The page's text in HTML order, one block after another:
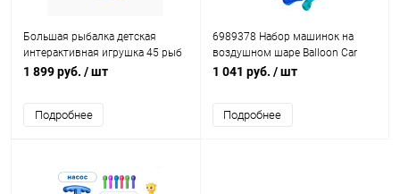
Большая рыбалка детская
интерактивная игрушка 45 рыб
со звуком
1 899 руб. / шт
Подробнее
6989378 Набор машинок на
воздушном шаре Balloon Car
1 041 руб. / шт
Подробнее